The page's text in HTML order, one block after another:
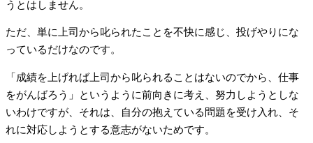
うとはしません。
ただ、単に上司から叱られたことを不快に感じ、投げやりにな
っているだけなのです。
「成績を上げれば上司から叱られることはないのでから、仕事
をがんばろう」というように前向きに考え、努力しようとしな
いわけですが、それは、自分の抱えている問題を受け入れ、そ
れに対応しようとする意志がないためです。